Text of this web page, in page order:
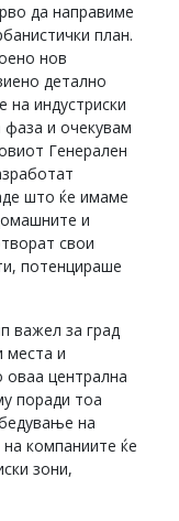
да направиме
план.
нов
детално
на индустриски
и очекувам
Генерален
што ќе имаме
и
свои
потенцираше
важел за град
места и
оваа централна
поради тоа
на
компаниите ќе
зони,